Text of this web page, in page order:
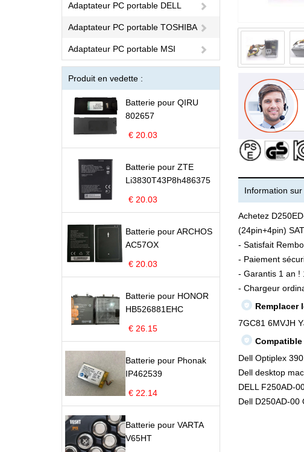
Adaptateur PC portable DELL
Adaptateur PC portable TOSHIBA
Adaptateur PC portable MSI
Produit en vedette :
Batterie pour QIRU
802657
€ 20.03
Batterie pour ZTE
Li3830T43P8h486375
€ 20.03
Batterie pour ARCHOS
AC57OX
€ 20.03
Batterie pour HONOR
HB526881EHC
€ 26.15
Batterie pour Phonak
IP462539
€ 22.14
Batterie pour VARTA
V65HT
Information
Achetez
(24pin+4pin)
- Satisfait
- Paiement
- Garantis 1 an !
- Chargeur
Remplacer
7GC81 6MVJH
Dell Optiplex
Dell desktop
DELL F250AD-
Dell D250AD-00